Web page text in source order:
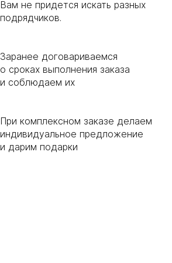
Вам не придется искать разных
подрядчиков.
Заранее договариваемся
о сроках выполнения заказа
и соблюдаем их
При комплексном заказе делаем
индивидуальное предложение
и дарим подарки